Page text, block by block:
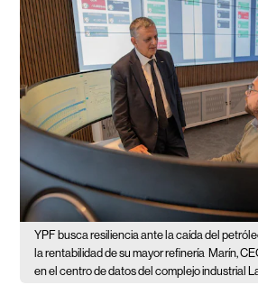
YPF busca resiliencia ante la caída del
la rentabilidad de su mayor refinería Marín,
en el centro de datos del complejo industrial